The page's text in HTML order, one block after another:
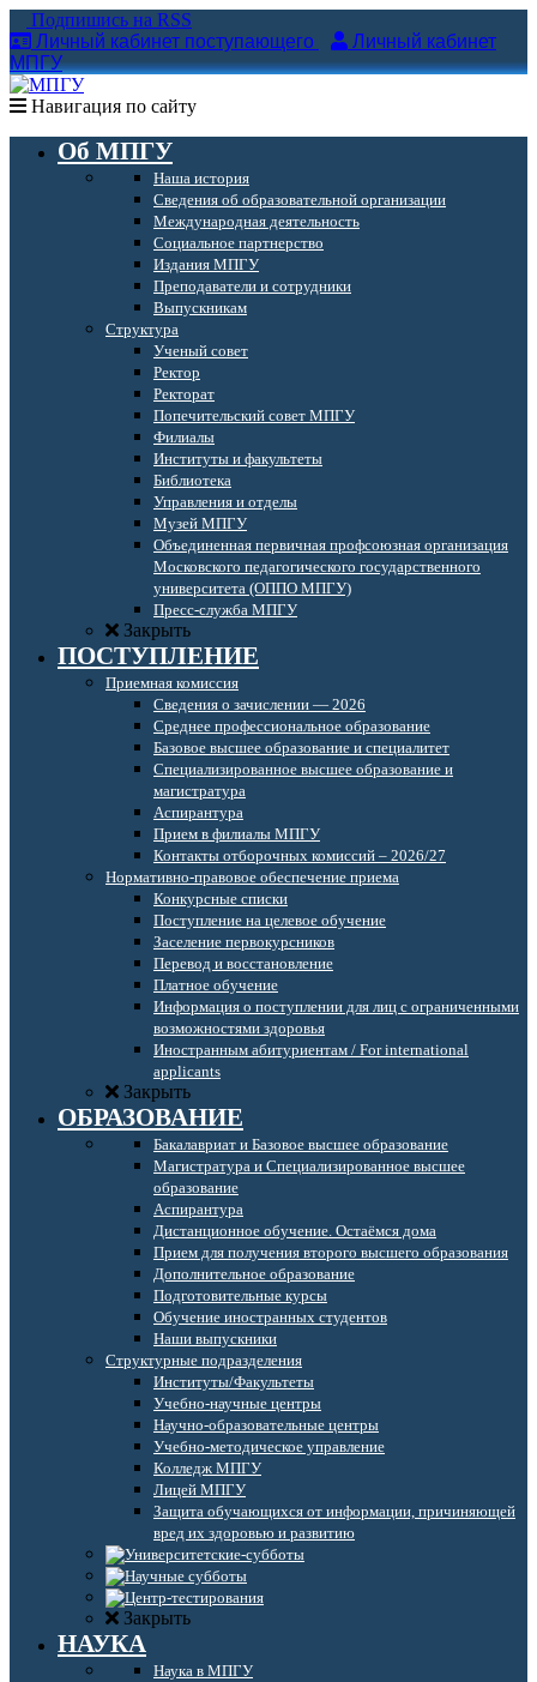
Подпишись на RSS
Личный кабинет поступающего
Личный кабинет
МПГУ
Навигация по сайту
Об МПГУ
Наша история
Сведения об образовательной организации
Международная деятельность
Социальное партнерство
Издания МПГУ
Преподаватели и сотрудники
Выпускникам
Структура
Ученый совет
Ректор
Ректорат
Попечительский совет МПГУ
Филиалы
Институты и факультеты
Библиотека
Управления и отделы
Музей МПГУ
Объединенная первичная профсоюзная организация
Московского педагогического государственного
университета (ОППО МПГУ)
Пресс-служба МПГУ
Закрыть
ПОСТУПЛЕНИЕ
Приемная комиссия
Сведения о зачислении — 2026
Среднее профессиональное образование
Базовое высшее образование и специалитет
Специализированное высшее образование и
магистратура
Аспирантура
Прием в филиалы МПГУ
Контакты отборочных комиссий – 2026/27
Нормативно-правовое обеспечение приема
Конкурсные списки
Поступление на целевое обучение
Заселение первокурсников
Перевод и восстановление
Платное обучение
Информация о поступлении для лиц с ограниченными
возможностями здоровья
Иностранным абитуриентам / For international
applicants
Закрыть
ОБРАЗОВАНИЕ
Бакалавриат и Базовое высшее образование
Магистратура и Специализированное высшее
образование
Аспирантура
Дистанционное обучение. Остаёмся дома
Прием для получения второго высшего образования
Дополнительное образование
Подготовительные курсы
Обучение иностранных студентов
Наши выпускники
Структурные подразделения
Институты/Факультеты
Учебно-научные центры
Научно-образовательные центры
Учебно-методическое управление
Колледж МПГУ
Лицей МПГУ
Защита обучающихся от информации, причиняющей
вред их здоровью и развитию
Закрыть
НАУКА
Наука в МПГУ